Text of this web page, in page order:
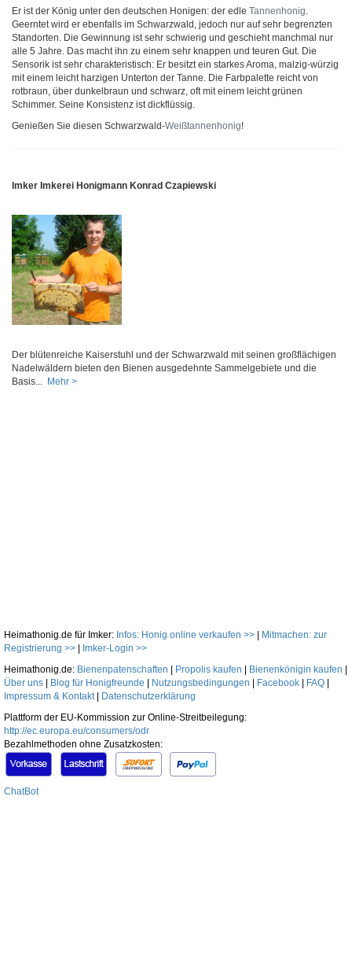
Er ist der König unter den deutschen Honigen: der edle Tannenhonig.
Geerntet wird er ebenfalls im Schwarzwald, jedoch nur auf sehr begrenzten
Standorten. Die Gewinnung ist sehr schwierig und geschieht manchmal nur
alle 5 Jahre. Das macht ihn zu einem sehr knappen und teuren Gut. Die
Sensorik ist sehr charakteristisch: Er besitzt ein starkes Aroma, malzig-würzig
mit einem leicht harzigen Unterton der Tanne. Die Farbpalette reicht von
rotbraun, über dunkelbraun und schwarz, oft mit einem leicht grünen
Schimmer. Seine Konsistenz ist dickflüssig.
Genießen Sie diesen Schwarzwald-Weißtannenhonig!
Imker Imkerei Honigmann Konrad Czapiewski
Der blütenreiche Kaiserstuhl und der Schwarzwald mit seinen großflächigen
Nadelwäldern bieten den Bienen ausgedehnte Sammelgebiete und die
Basis... Mehr >
Heimathonig.de für Imker: Infos: Honig online verkaufen >>
Mitmachen: zur
Registrierung >>
Imker-Login >>
Heimathonig.de: Bienenpatenschaften Propolis kaufen Bienenkönigin kaufen
Über uns
Blog für Honigfreunde Nutzungsbedingungen Facebook FAQ
Impressum & Kontakt|
Datenschutzerklärung
Plattform der EU-Kommission zur Online-Streitbeilegung:
http://ec.europa.eu/consumers/odr
Bezahlmethoden ohne Zusatzkosten:
ChatBot